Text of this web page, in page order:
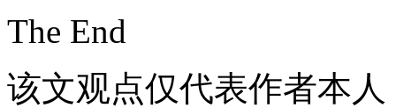
The End
该文观点仅代表作者本